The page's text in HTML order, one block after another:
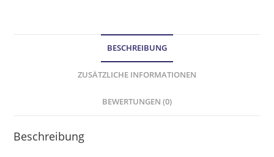
BESCHREIBUNG
ZUSÄTZLICHE INFORMATIONEN
BEWERTUNGEN (0)
Beschreibung